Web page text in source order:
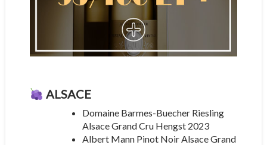
ALSACE
Domaine Barmes-Buecher Riesling
Alsace Grand Cru Hengst 2023
Albert Mann Pinot Noir Alsace Grand